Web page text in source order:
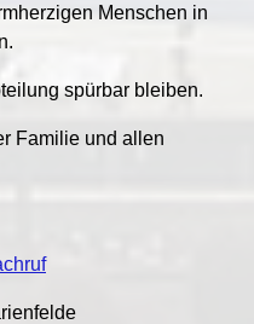
Menschen in
spürbar bleiben.
Familie und allen